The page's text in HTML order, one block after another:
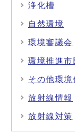
浄化槽
自然環境
環境審議会
環境推進市
その他環境
放射線情報
放射線対策